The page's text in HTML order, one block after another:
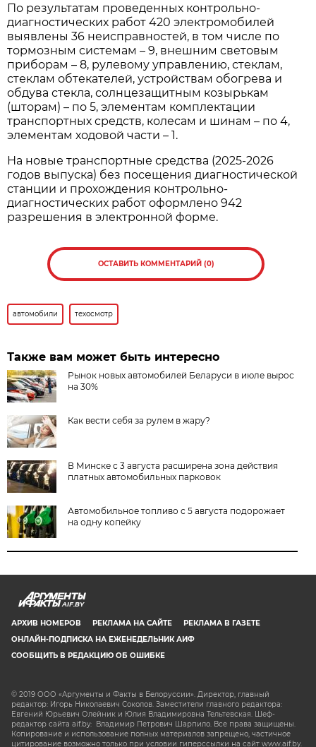
По результатам проведенных контрольно-
диагностических работ 420 электромобилей
выявлены 36 неисправностей, в том числе по
тормозным системам – 9, внешним световым
приборам – 8, рулевому управлению, стеклам,
стеклам обтекателей, устройствам обогрева и
обдува стекла, солнцезащитным козырькам
(шторам) – по 5, элементам комплектации
транспортных средств, колесам и шинам – по 4,
элементам ходовой части – 1.
На новые транспортные средства (2025-2026
годов выпуска) без посещения диагностической
станции и прохождения контрольно-
диагностических работ оформлено 942
разрешения в электронной форме.
ОСТАВИТЬ КОММЕНТАРИЙ (0)
автомобили техосмотр
Также вам может быть интересно
Рынок новых автомобилей Беларуси в июле вырос
на 30%
Как вести себя за рулем в жару?
В Минске с 3 августа расширена зона действия
платных автомобильных парковок
Автомобильное топливо с 5 августа подорожает
на одну копейку
AIF.BY
АРХИВ НОМЕРОВ РЕКЛАМА НА САЙТЕ
РЕКЛАМА В ГАЗЕТЕ
ОНЛАЙН-ПОДПИСКА НА ЕЖЕНЕДЕЛЬНИК АИФ
СООБЩИТЬ В РЕДАКЦИЮ ОБ ОШИБКЕ
© 2019 ООО «Аргументы и Факты в Белоруссии». Директор, главный
редактор: Игорь Николаевич Соколов. Заместители главного редактора:
Евгений Юрьевич Олейник и Юлия Владимировна Тельтевская. Шеф-
редактор сайта aif.by: Владимир Петрович Шарпило. Все права защищены.
Копирование и использование полных материалов запрещено, частичное
цитирование возможно только при условии гиперссылки на сайт www.aif.by.